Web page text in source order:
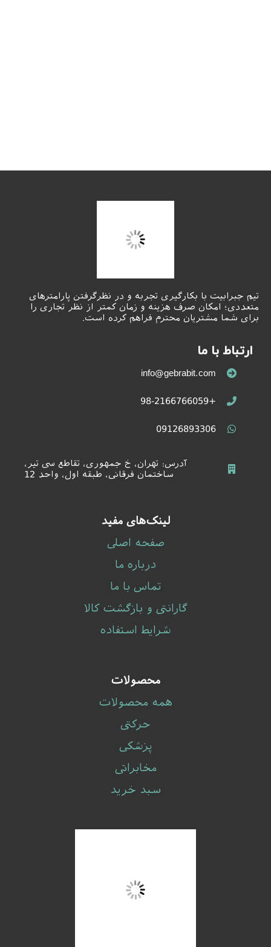
تیم جبرابیت با بکارگیری تجربه و در نظرگرفتن پارامترهای
متعددی؛ امکان صرف هزینه و زمان کمتر از نظر تجاری را
برای شما مشتریان محترم فراهم کرده است.
ارتباط با ما
info@gebrabit.com
+98-2166766059
09126893306
آدرس: تهران، خ جمهوری، تقاطع سی تیر،
ساختمان فرقانی، طبقه اول، واحد 12​
لینک‌های مفید
صفحه اصلی
درباره ما
تماس با ما
گارانتی و بازگشت کالا
شرایط استفاده
محصولات
همه محصولات
حرکتی
پزشکی
مخابراتی
سبد خرید